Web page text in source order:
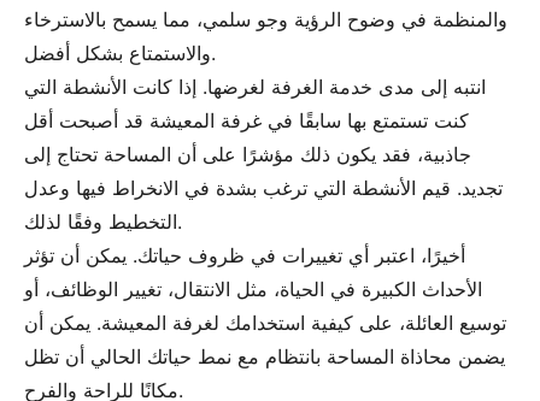
والمنظمة في وضوح الرؤية وجو سلمي، مما يسمح بالاسترخاء
والاستمتاع بشكل أفضل.
انتبه إلى مدى خدمة الغرفة لغرضها. إذا كانت الأنشطة التي
كنت تستمتع بها سابقًا في غرفة المعيشة قد أصبحت أقل
جاذبية، فقد يكون ذلك مؤشرًا على أن المساحة تحتاج إلى
تجديد. قيم الأنشطة التي ترغب بشدة في الانخراط فيها وعدل
التخطيط وفقًا لذلك.
أخيرًا، اعتبر أي تغييرات في ظروف حياتك. يمكن أن تؤثر
الأحداث الكبيرة في الحياة، مثل الانتقال، تغيير الوظائف، أو
توسيع العائلة، على كيفية استخدامك لغرفة المعيشة. يمكن أن
يضمن محاذاة المساحة بانتظام مع نمط حياتك الحالي أن تظل
مكانًا للراحة والفرح.